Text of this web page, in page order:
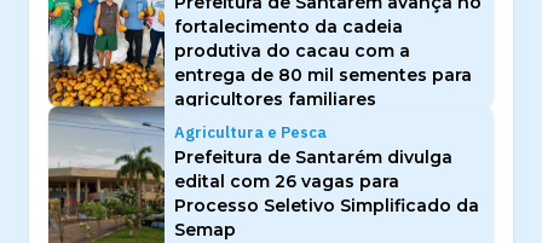
fortalecimento da cadeia
produtiva do cacau com a
entrega de 80 mil sementes para
agricultores familiares
Agricultura e Pesca
Prefeitura de Santarém divulga
edital com 26 vagas para
Processo Seletivo Simplificado da
Semap